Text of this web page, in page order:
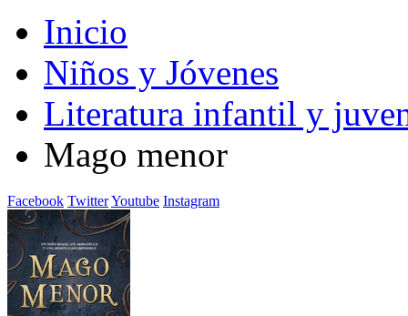
Inicio
Niños y Jóvenes
Literatura infantil y
Mago menor
Facebook TwitterYoutube Instagram